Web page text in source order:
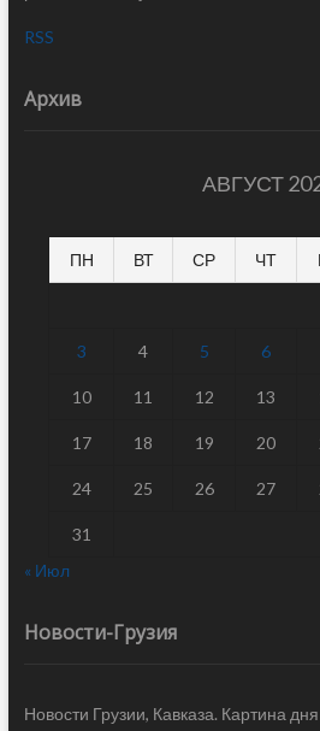
RSS
Архив
АВГУСТ
ПН ВТ СР ЧТ
3 4 5 6
10 11 12 13
17 18 19 20
24 25 26 27
31
« Июл
Новости-Грузия
Новости Грузии, Кавказа. Картина